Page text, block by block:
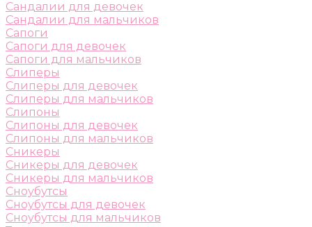
Сандалии для девочек
Сандалии для мальчиков
Сапоги
Сапоги для девочек
Сапоги для мальчиков
Слиперы
Слиперы для девочек
Слиперы для мальчиков
Слипоны
Слипоны для девочек
Слипоны для мальчиков
Сникеры
Сникеры для девочек
Сникеры для мальчиков
Сноубутсы
Сноубутсы для девочек
Сноубутсы для мальчиков